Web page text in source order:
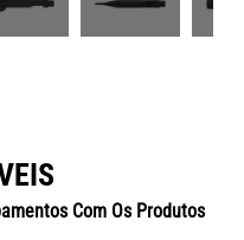
Com Os Produtos